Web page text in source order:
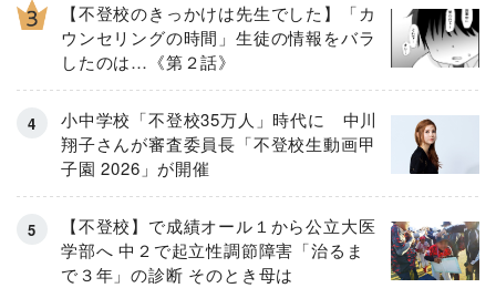
【不登校のきっかけは先生でした】「カ
ウンセリングの時間」生徒の情報をバラ
したのは…《第２話》
小中学校「不登校35万人」時代に 中川
翔子さんが審査委員長「不登校生動画甲
子園 2026」が開催
【不登校】で成績オール１から公立大医
学部へ 中２で起立性調節障害「治るま
で３年」の診断 そのとき母は